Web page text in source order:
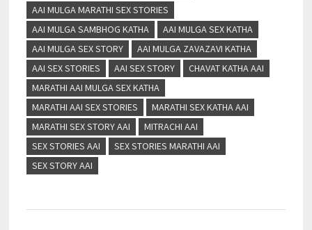
AAI MULGA MARATHI SEX STORIES
AAI MULGA SAMBHOG KATHA
AAI MULGA SEX KATHA
AAI MULGA SEX STORY
AAI MULGA ZAVAZAVI KATHA
AAI SEX STORIES
AAI SEX STORY
CHAVAT KATHA AAI
MARATHI AAI MULGA SEX KATHA
MARATHI AAI SEX STORIES
MARATHI SEX KATHA AAI
MARATHI SEX STORY AAI
MITRACHI AAI
SEX STORIES AAI
SEX STORIES MARATHI AAI
SEX STORY AAI